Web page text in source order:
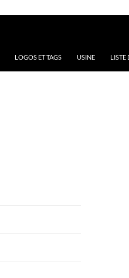
LOGOS ET TAGS USINE LISTE